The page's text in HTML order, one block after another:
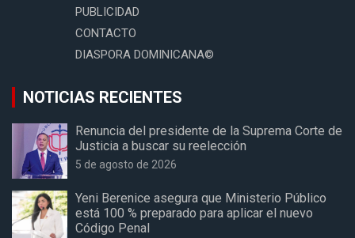
PUBLICIDAD
CONTACTO
DIASPORA DOMINICANA©
NOTICIAS RECIENTES
Renuncia del presidente de la Suprema Corte de
Justicia a buscar su reelección
5 de agosto de 2026
Yeni Berenice asegura que Ministerio Público
está 100 % preparado para aplicar el nuevo
Código Penal